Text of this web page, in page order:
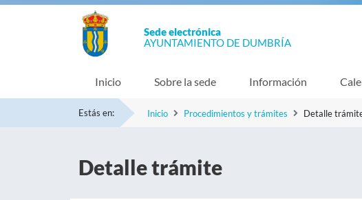
Sede electrónica
AYUNTAMIENTO DE DUMBRÍA
Inicio Sobre la sede Información
Estás en: Inicio Procedimientos y trámites Detalle
Detalle trámite